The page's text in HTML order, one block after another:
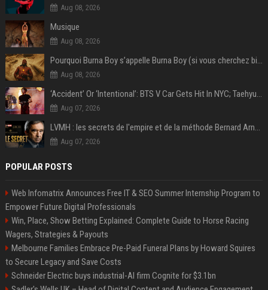
Aug 08, 2026
Musique
Aug 08, 2026
Pourquoi Burna Boy s’appelle Burna Boy (si vous cherchez bien, il y a un indice sur la photo) ?
Aug 08, 2026
‘Accident’ Or ‘Intentional’: BTS V Car Gets Hit In NYC; Taehyung's Road Accident Sparks Concern Among Fans
Aug 07, 2026
LVMH : les secrets de l'empire et de la méthode Bernard Arnault
Aug 07, 2026
POPULAR POSTS
Web Infomatrix Announces Free IT & SEO Summer Internship Program to
Empower Future Digital Professionals
Win, Place, Show Betting Explained: Complete Guide to Horse Racing
Wagers, Strategies & Payouts
Melbourne Families Embrace Pre-Paid Funeral Plans by Howard Squires
to Secure Legacy and Save Costs
Schneider Electric buys industrial-AI firm Cognite for $3.1bn